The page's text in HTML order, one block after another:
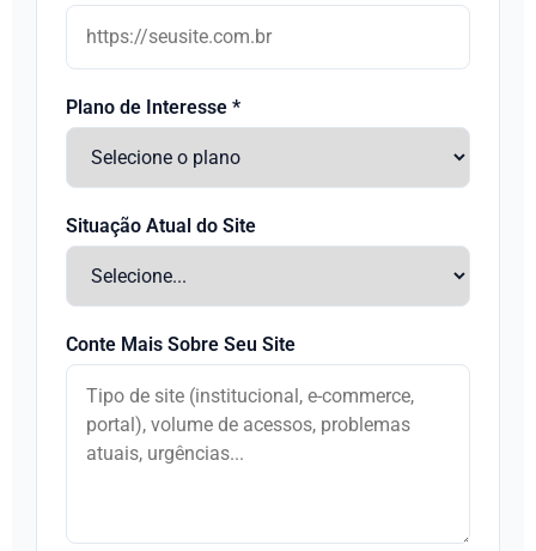
Plano de Interesse *
Situação Atual do Site
Conte Mais Sobre Seu Site